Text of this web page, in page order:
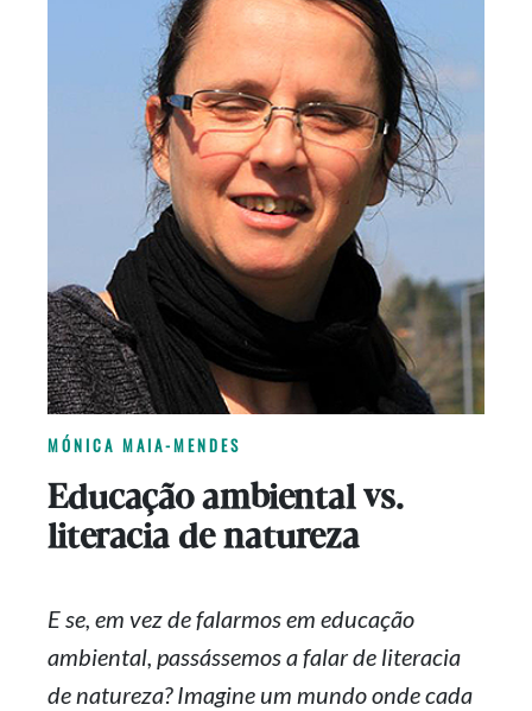
MÓNICA MAIA-MENDES
Educação ambiental vs.
literacia de natureza
E se, em vez de falarmos em educação
ambiental, passássemos a falar de literacia
de natureza? Imagine um mundo onde cada